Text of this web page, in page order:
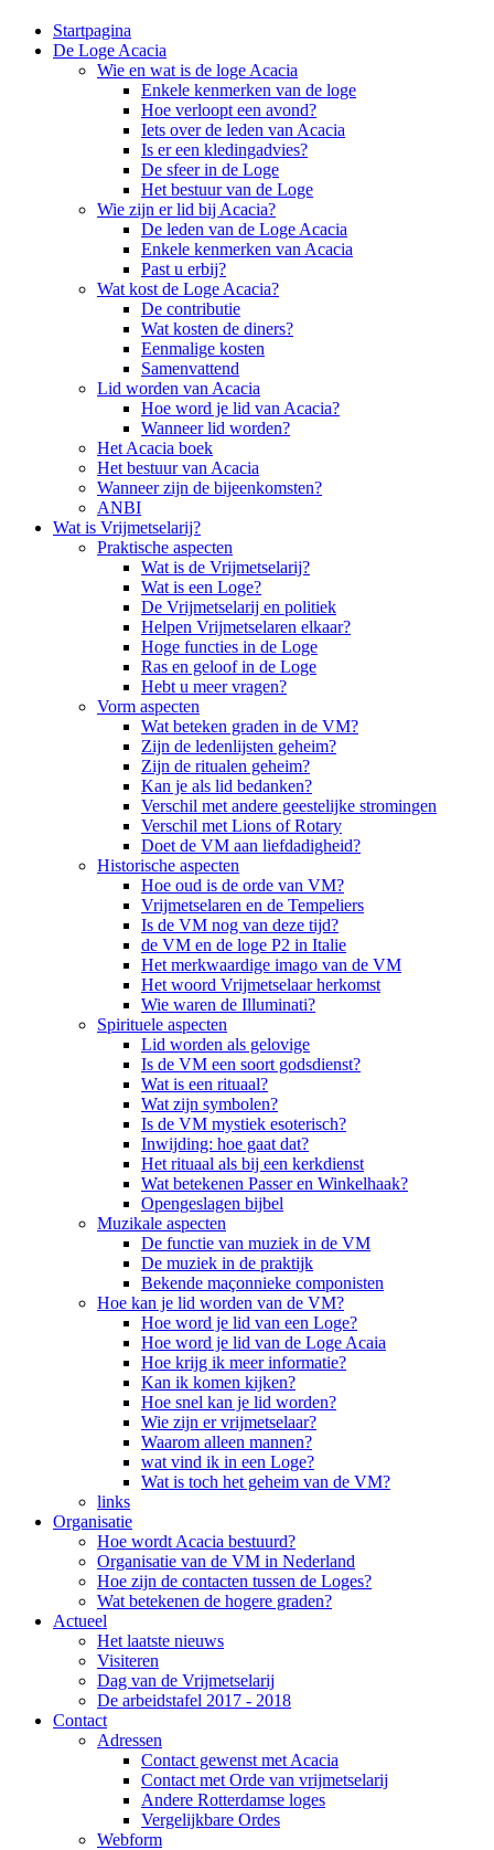
Startpagina
De Loge Acacia
Wie en wat is de loge Acacia
Enkele kenmerken van de loge
Hoe verloopt een avond?
Iets over de leden van Acacia
Is er een kledingadvies?
De sfeer in de Loge
Het bestuur van de Loge
Wie zijn er lid bij Acacia?
De leden van de Loge Acacia
Enkele kenmerken van Acacia
Past u erbij?
Wat kost de Loge Acacia?
De contributie
Wat kosten de diners?
Eenmalige kosten
Samenvattend
Lid worden van Acacia
Hoe word je lid van Acacia?
Wanneer lid worden?
Het Acacia boek
Het bestuur van Acacia
Wanneer zijn de bijeenkomsten?
ANBI
Wat is Vrijmetselarij?
Praktische aspecten
Wat is de Vrijmetselarij?
Wat is een Loge?
De Vrijmetselarij en politiek
Helpen Vrijmetselaren elkaar?
Hoge functies in de Loge
Ras en geloof in de Loge
Hebt u meer vragen?
Vorm aspecten
Wat beteken graden in de VM?
Zijn de ledenlijsten geheim?
Zijn de ritualen geheim?
Kan je als lid bedanken?
Verschil met andere geestelijke stromingen
Verschil met Lions of Rotary
Doet de VM aan liefdadigheid?
Historische aspecten
Hoe oud is de orde van VM?
Vrijmetselaren en de Tempeliers
Is de VM nog van deze tijd?
de VM en de loge P2 in Italie
Het merkwaardige imago van de VM
Het woord Vrijmetselaar herkomst
Wie waren de Illuminati?
Spirituele aspecten
Lid worden als gelovige
Is de VM een soort godsdienst?
Wat is een rituaal?
Wat zijn symbolen?
Is de VM mystiek esoterisch?
Inwijding: hoe gaat dat?
Het rituaal als bij een kerkdienst
Wat betekenen Passer en Winkelhaak?
Opengeslagen bijbel
Muzikale aspecten
De functie van muziek in de VM
De muziek in de praktijk
Bekende maçonnieke componisten
Hoe kan je lid worden van de VM?
Hoe word je lid van een Loge?
Hoe word je lid van de Loge Acaia
Hoe krijg ik meer informatie?
Kan ik komen kijken?
Hoe snel kan je lid worden?
Wie zijn er vrijmetselaar?
Waarom alleen mannen?
wat vind ik in een Loge?
Wat is toch het geheim van de VM?
links
Organisatie
Hoe wordt Acacia bestuurd?
Organisatie van de VM in Nederland
Hoe zijn de contacten tussen de Loges?
Wat betekenen de hogere graden?
Actueel
Het laatste nieuws
Visiteren
Dag van de Vrijmetselarij
De arbeidstafel 2017 - 2018
Contact
Adressen
Contact gewenst met Acacia
Contact met Orde van vrijmetselarij
Andere Rotterdamse loges
Vergelijkbare Ordes
Webform